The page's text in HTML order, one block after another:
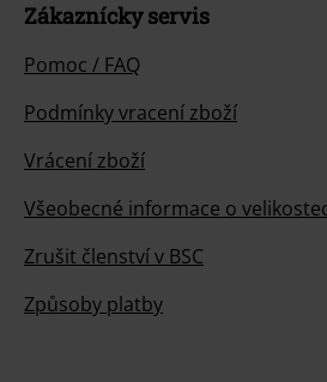
Zákaznícky servis
Pomoc / FAQ
Podmínky vracení zboží
Vrácení zboží
Všeobecné informace o
Zrušit členství v BSC
Způsoby platby